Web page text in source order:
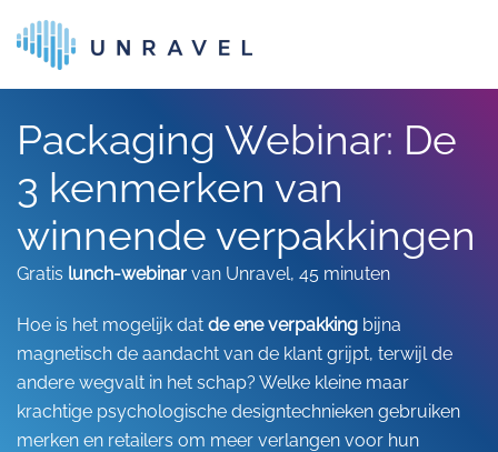
Skip to main content
Packaging Webinar: De
3 kenmerken van
winnende verpakkingen
Gratis lunch-webinar van Unravel, 45 minuten
Hoe is het mogelijk dat de ene verpakking bijna
magnetisch de aandacht van de klant grijpt, terwijl de
andere wegvalt in het schap? Welke kleine maar
krachtige psychologische designtechnieken gebruiken
merken en retailers om meer verlangen voor hun